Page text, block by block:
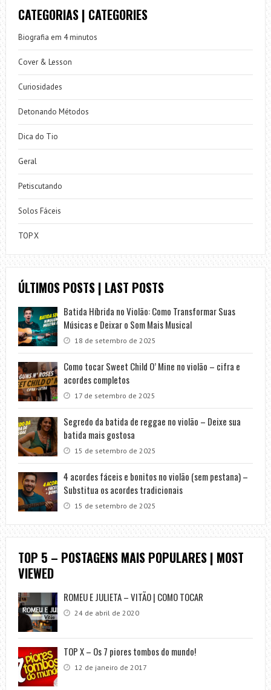
CATEGORIAS | CATEGORIES
Biografia em 4 minutos
Cover & Lesson
Curiosidades
Detonando Métodos
Dica do Tio
Geral
Petiscutando
Solos Fáceis
TOP X
ÚLTIMOS POSTS | LAST POSTS
Batida Híbrida no Violão: Como Transformar Suas
Músicas e Deixar o Som Mais Musical
18 de setembro de 2025
Como tocar Sweet Child O’ Mine no violão – cifra e
acordes completos
17 de setembro de 2025
Segredo da batida de reggae no violão – Deixe sua
batida mais gostosa
15 de setembro de 2025
4 acordes fáceis e bonitos no violão (sem pestana) –
Substitua os acordes tradicionais
15 de setembro de 2025
TOP 5 – POSTAGENS MAIS POPULARES | MOST
VIEWED
ROMEU E JULIETA – VITÃO | COMO TOCAR
24 de abril de 2020
TOP X – Os 7 piores tombos do mundo!
12 de janeiro de 2017